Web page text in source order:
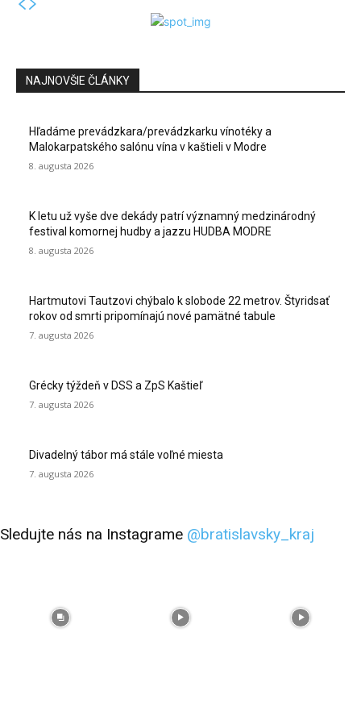
NAJNOVŠIE ČLÁNKY
Hľadáme prevádzkara/prevádzkarku vínotéky a
Malokarpatského salónu vína v kaštieli v Modre
8. augusta 2026
K letu už vyše dve dekády patrí významný medzinárodný
festival komornej hudby a jazzu HUDBA MODRE
8. augusta 2026
Hartmutovi Tautzovi chýbalo k slobode 22 metrov. Štyridsať
rokov od smrti pripomínajú nové pamätné tabule
7. augusta 2026
Grécky týždeň v DSS a ZpS Kaštieľ
7. augusta 2026
Divadelný tábor má stále voľné miesta
7. augusta 2026
Sledujte nás na Instagrame @bratislavsky_kraj